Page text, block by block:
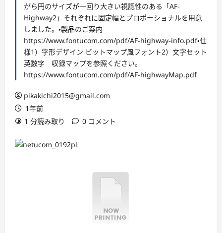
がら円のサイズが一回り大きい視認性のある「AF-
Highway2」それぞれに固定幅とプロポーショナルを用意
しました。・製品のご案内
https://www.fontucom.com/pdf/AF-highway-info.pdf・仕
様1）字形デザイン ビットマップ風フォント2）文字セット
英数字 収録マップを参照ください。
https://www.fontucom.com/pdf/AF-highwayMap.pdf
pikakichi2015@gmail.com
1年前
1 分読み取り
0 コメント